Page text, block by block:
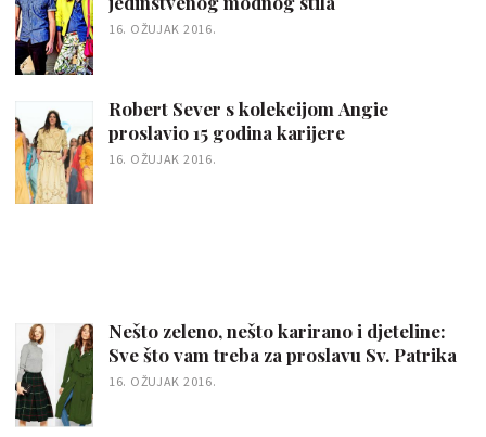
16. OŽUJAK 2016.
Robert Sever s kolekcijom Angie
proslavio 15 godina karijere
16. OŽUJAK 2016.
Nešto zeleno, nešto karirano i djeteline:
Sve što vam treba za proslavu Sv. Patrika
16. OŽUJAK 2016.